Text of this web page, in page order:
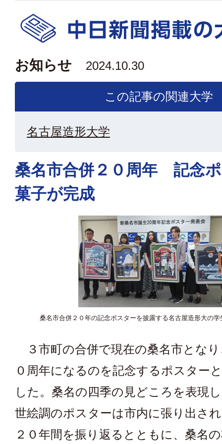
お知らせ 2024.10.30
この記事の関連大学
名古屋造形大学
桑名市合併２０周年 記念
菓子が完成
桑名市合併２０年の記念ポスターを披露する名古屋造形大の
３市町の合併で現在の桑名市とな
０周年になるのを記念するポスター
した。桑名の四季の見どころを表現
世絵調のポスターは市内に張り出さ
２０年間を振り返るとともに、桑名